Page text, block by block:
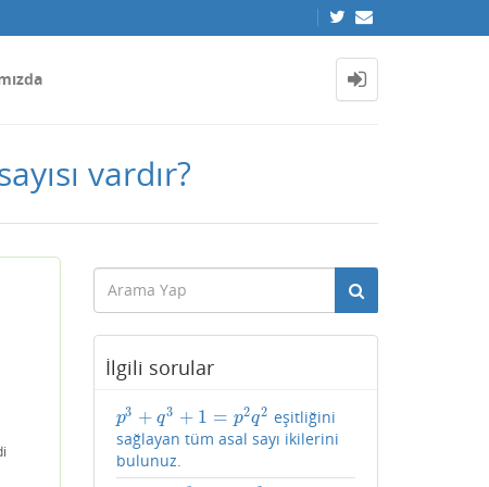
vardır?
İlgili sorular
p3 + q3 + 1 = p2q2
p3 +q 3+1 =p 2q2
eşitliğini
sağlayan tüm asal sayı ikilerini
bulunuz.